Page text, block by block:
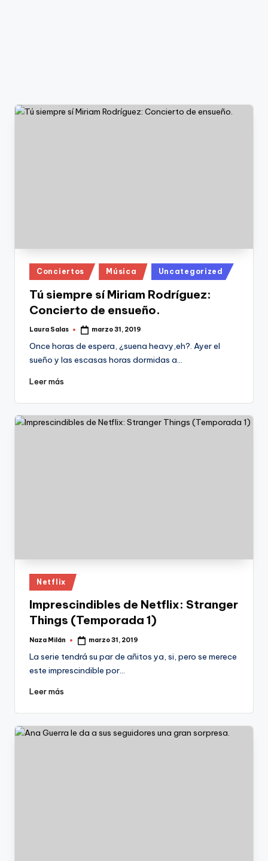
Publicado
en
Conciertos Música Uncategorized
Tú siempre sí Miriam Rodríguez:
Concierto de ensueño.
Publicado
Laura Salas marzo 31, 2019
Once horas de espera, ¿suena heavy,eh?. Ayer el
sueño y las escasas horas dormidas a…
Leer más
Publicado
en
Netflix
Imprescindibles de Netflix: Stranger
Things (Temporada 1)
Publicado
Naza Milán marzo 31, 2019
La serie tendrá su par de añitos ya, si, pero se merece
este imprescindible por…
Leer más